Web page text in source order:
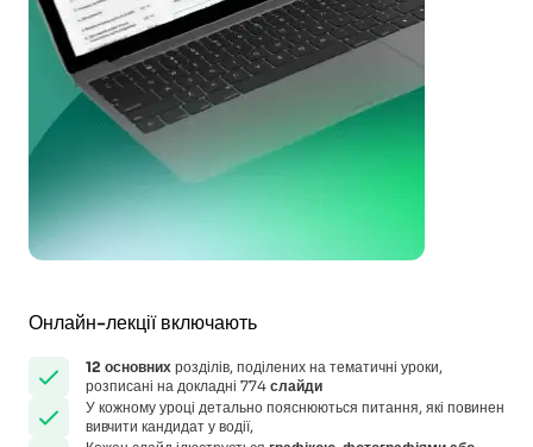
Онлайн-лекції включають
12 основних розділів, поділених на тематичні уроки,
розписані на докладні 774 слайди
У кожному уроці детально пояснюються питання, які повинен
вивчити кандидат у водії,